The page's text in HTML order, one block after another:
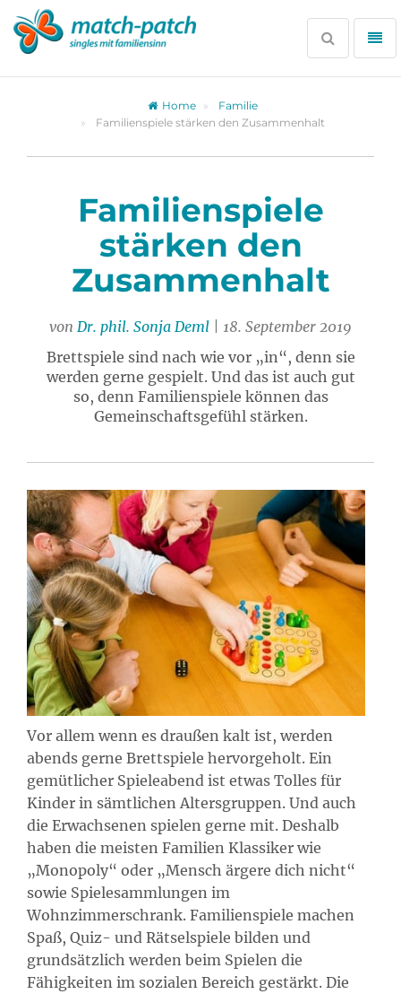
Zur
Partnersuche
Suche
öffnen
Home
Familie
Familienspiele stärken den Zusammenhalt
Familienspiele
stärken den
Zusammenhalt
von Dr. phil. Sonja Deml | 18. September 2019
Brettspiele sind nach wie vor „in“, denn sie
werden gerne gespielt. Und das ist auch gut
so, denn Familienspiele können das
Gemeinschaftsgefühl stärken.
Vor allem wenn es draußen kalt ist, werden
abends gerne Brettspiele hervorgeholt. Ein
gemütlicher Spieleabend ist etwas Tolles für
Kinder in sämtlichen Altersgruppen. Und auch
die Erwachsenen spielen gerne mit. Deshalb
haben die meisten Familien Klassiker wie
„Monopoly“ oder „Mensch ärgere dich nicht“
sowie Spielesammlungen im
Wohnzimmerschrank. Familienspiele machen
Spaß, Quiz- und Rätselspiele bilden und
grundsätzlich werden beim Spielen die
Fähigkeiten im sozialen Bereich gestärkt. Die